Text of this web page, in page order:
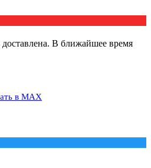
В ближайшее время
в МАХ